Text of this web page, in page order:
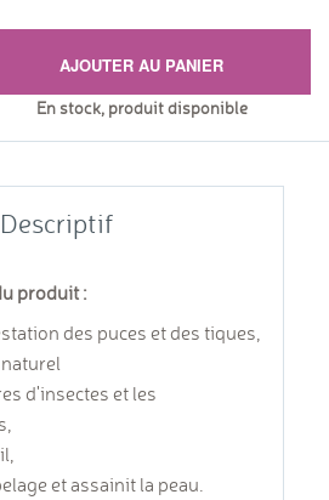
AJOUTER AU PANIER
En stock, produit disponible
Descriptif
produit :
des puces et des tiques,
d'insectes et les
et assainit la peau.